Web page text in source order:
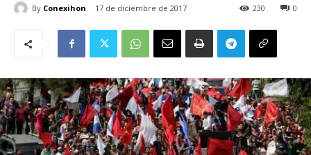
By Conexihon 17 de diciembre de 2017 0
230